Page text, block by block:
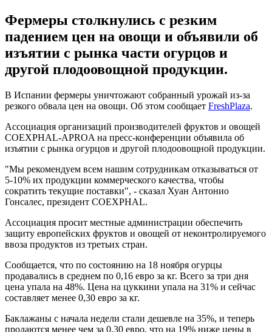
Фермеры столкнулись с резким
падением цен на овощи и объявили об
изъятии с рынка части огурцов и
другой плодоовощной продукции.
В Испании фермеры уничтожают собранный урожай из-за
резкого обвала цен на овощи. Об этом сообщает FreshPlaza.
Ассоциация организаций производителей фруктов и овощей
COEXPHAL-APROA на пресс-конференции объявила об
изъятии с рынка огурцов и другой плодоовощной продукции.
"Мы рекомендуем всем нашим сотрудникам отказываться от
5-10% их продукции коммерческого качества, чтобы
сократить текущие поставки", - сказал Хуан Антонио
Гонсалес, президент COEXPHAL.
Ассоциация просит местные администрации обеспечить
защиту европейских фруктов и овощей от неконтролируемого
ввоза продуктов из третьих стран.
Сообщается, что по состоянию на 18 ноября огурцы
продавались в среднем по 0,16 евро за кг. Всего за три дня
цена упала на 48%. Цена на цуккини упала на 31% и сейчас
составляет менее 0,30 евро за кг.
Баклажаны с начала недели стали дешевле на 35%, и теперь
продаются менее чем за 0,30 евро, что на 19% ниже цены в